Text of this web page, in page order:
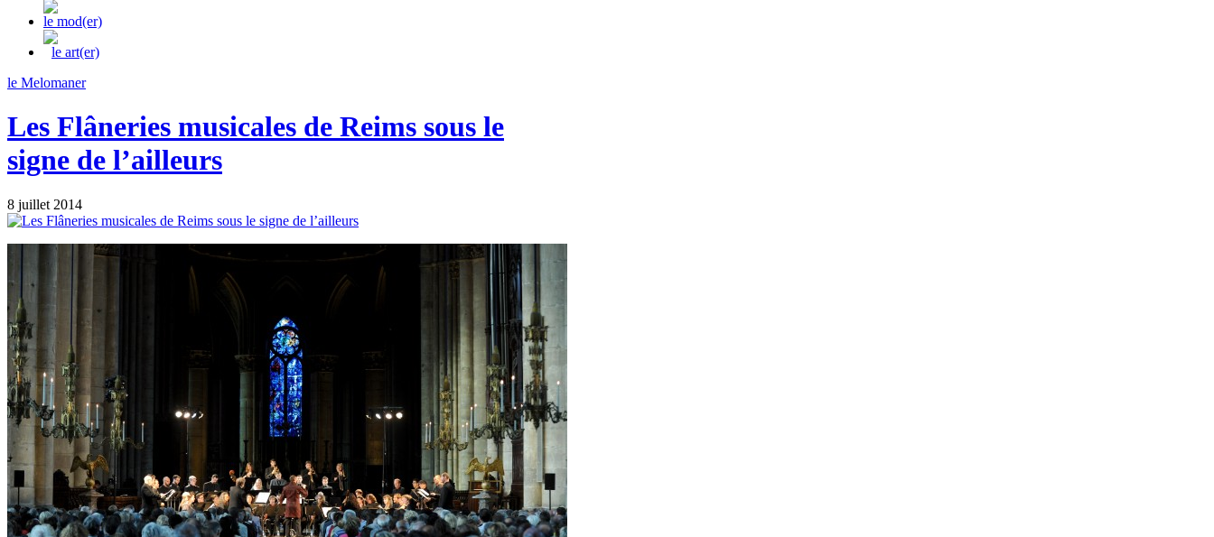
le mod(er)
le art(er)
le Melomaner
Les Flâneries musicales de Reims sous le
signe de l’ailleurs
8 juillet 2014